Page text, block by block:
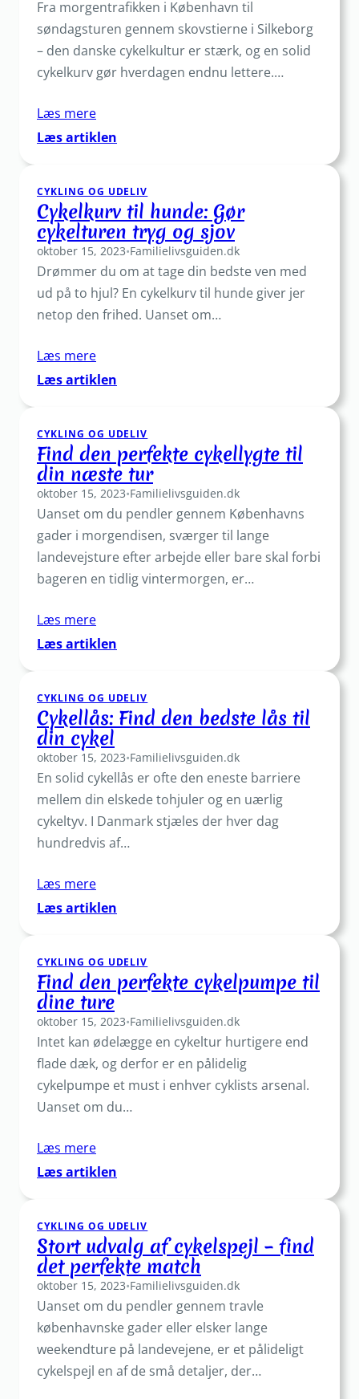
i
trafikken
Fra morgentrafikken i København til
søndagsturen gennem skovstierne i Silkeborg
– den danske cykelkultur er stærk, og en solid
cykelkurv gør hverdagen endnu lettere.…
Læs mere
Læs artiklen
find
den
perfekte
model
til
din
cykel
CYKLING OG UDELIV
Cykelkurv til hunde: Gør
cykelturen tryg og sjov
oktober 15, 2023•Familielivsguiden.dk
Drømmer du om at tage din bedste ven med
ud på to hjul? En cykelkurv til hunde giver jer
netop den frihed. Uanset om…
Læs mere
Læs artiklen
hunde:
Gør
cykelturen
tryg
og
sjov
CYKLING OG UDELIV
Find den perfekte cykellygte til
din næste tur
oktober 15, 2023•Familielivsguiden.dk
Uanset om du pendler gennem Københavns
gader i morgendisen, sværger til lange
landevejsture efter arbejde eller bare skal forbi
bageren en tidlig vintermorgen, er…
Læs mere
Læs artiklen
perfekte
cykellygte
din
næste
tur
CYKLING OG UDELIV
Cykellås: Find den bedste lås til
din cykel
oktober 15, 2023•Familielivsguiden.dk
En solid cykellås er ofte den eneste barriere
mellem din elskede tohjuler og en uærlig
cykeltyv. I Danmark stjæles der hver dag
hundredvis af…
Læs mere
Læs artiklen
den
bedste
til
din
cykel
CYKLING OG UDELIV
Find den perfekte cykelpumpe til
dine ture
oktober 15, 2023•Familielivsguiden.dk
Intet kan ødelægge en cykeltur hurtigere end
flade dæk, og derfor er en pålidelig
cykelpumpe et must i enhver cyklists arsenal.
Uanset om du…
Læs mere
Læs artiklen
perfekte
cykelpumpe
til
dine
ture
CYKLING OG UDELIV
Stort udvalg af cykelspejl – find
det perfekte match
oktober 15, 2023•Familielivsguiden.dk
Uanset om du pendler gennem travle
københavnske gader eller elsker lange
weekendture på landevejene, er et pålideligt
cykelspejl en af de små detaljer, der…